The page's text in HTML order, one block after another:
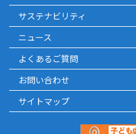
サステナビリティ
ニュース
よくあるご質問
お問い合わせ
サイトマップ